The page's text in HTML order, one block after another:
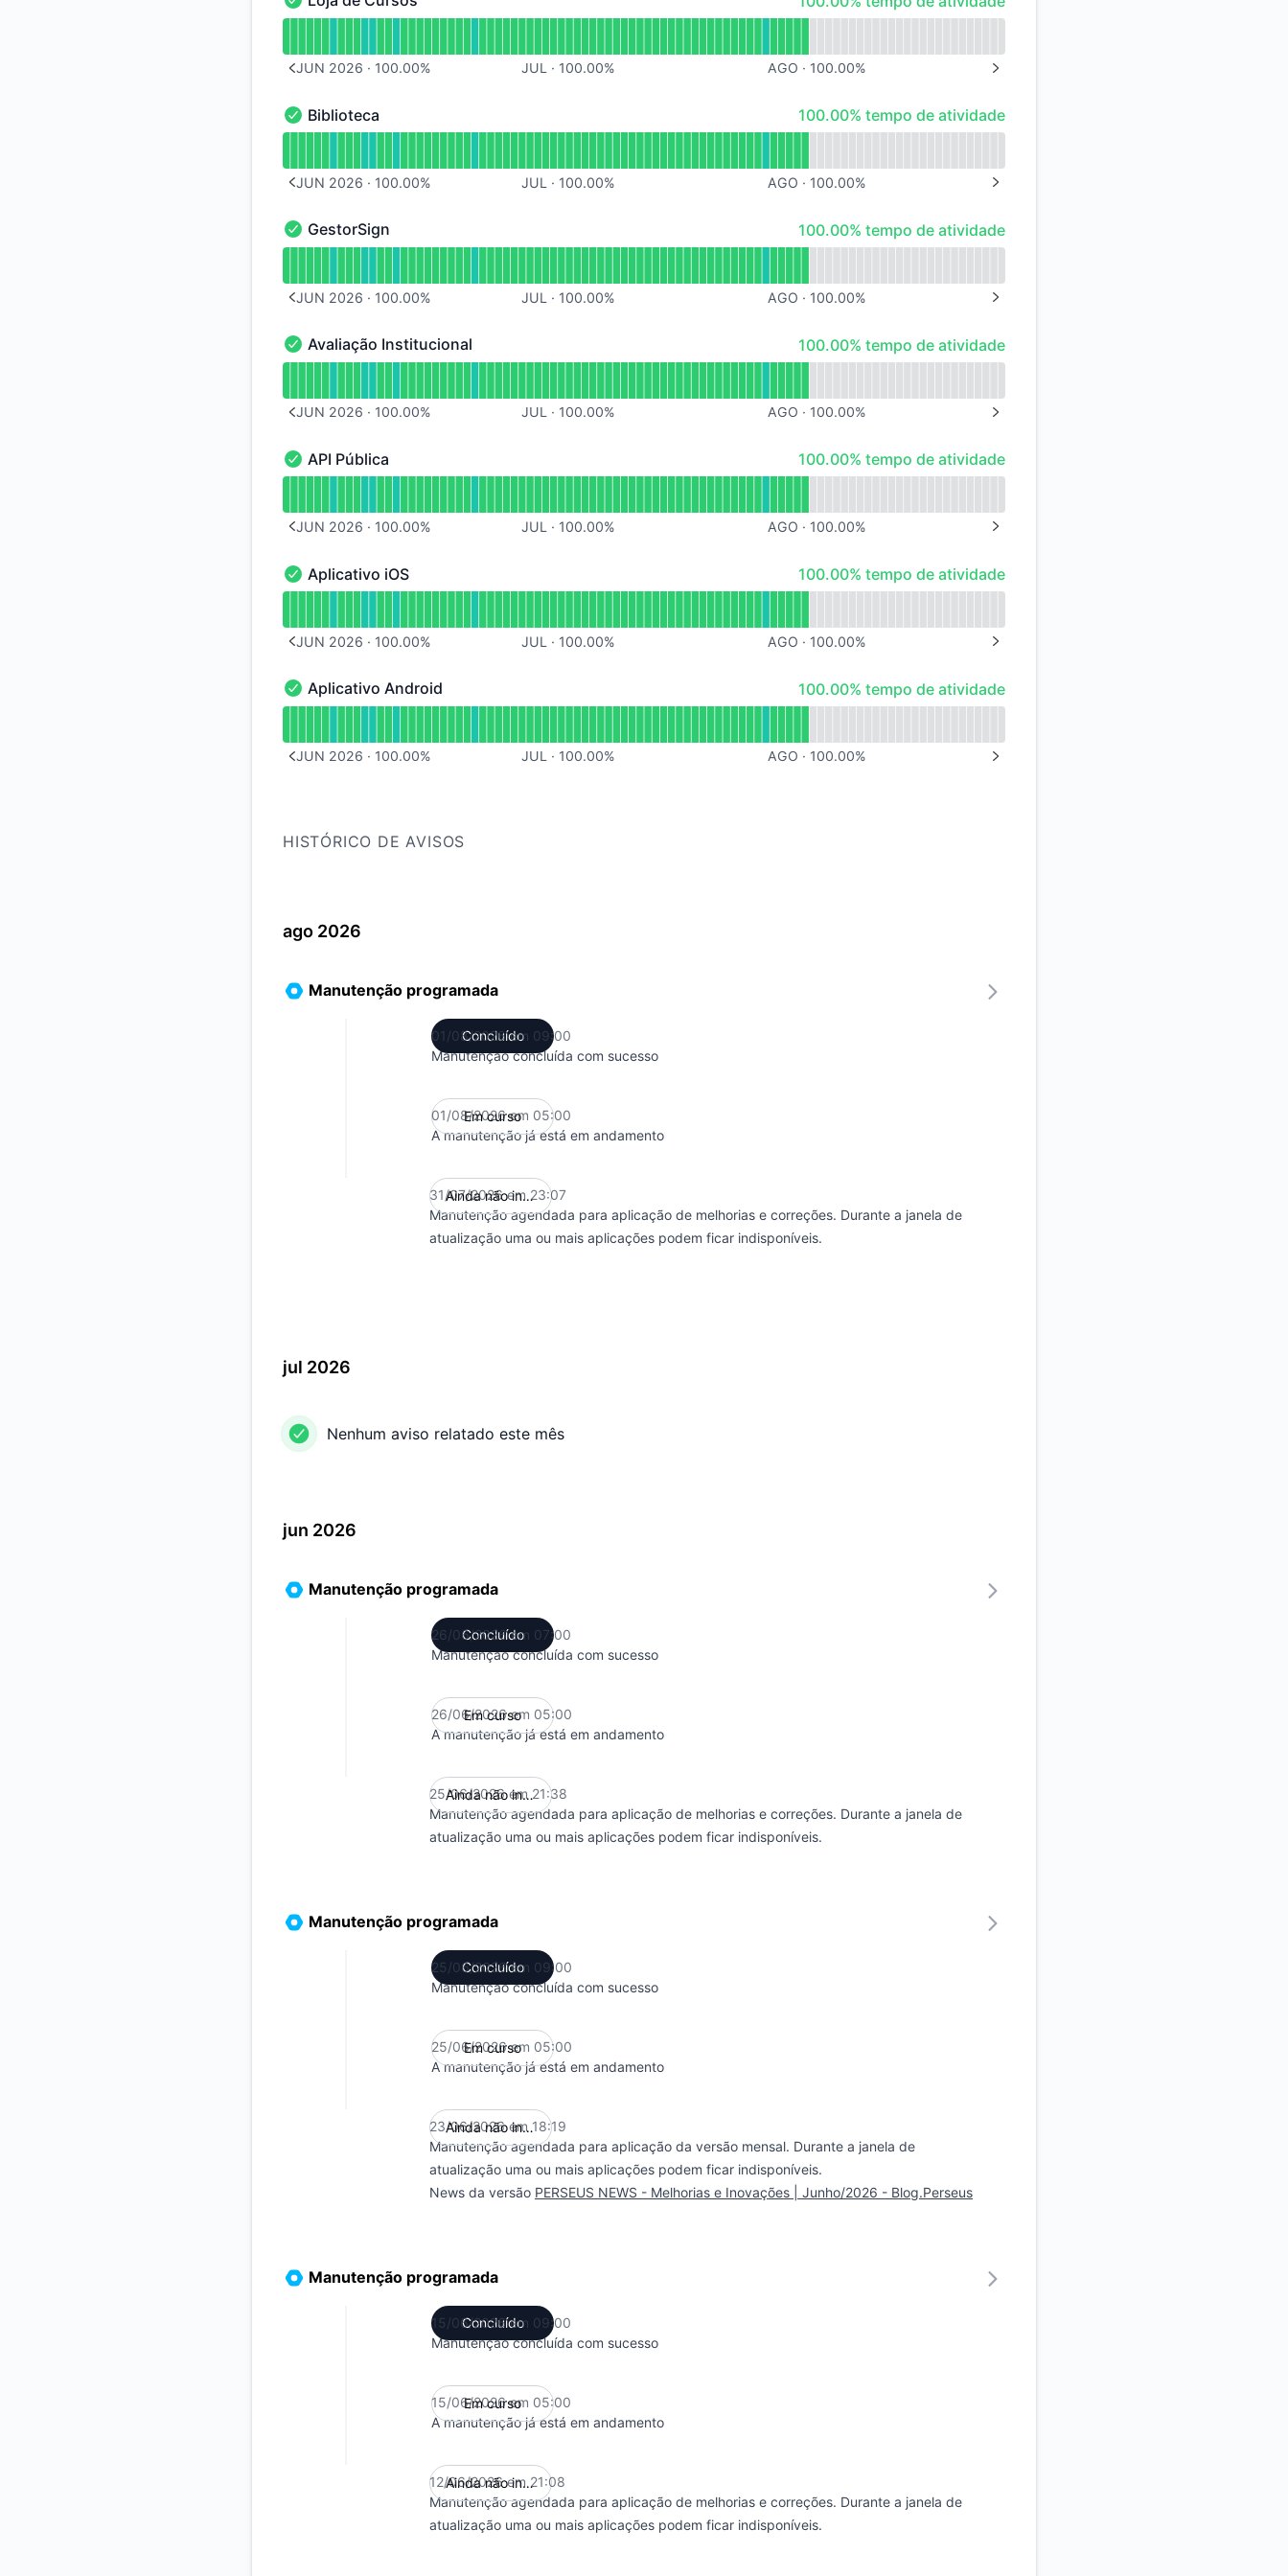
Loja de Cursos - Operacional
JUN 2026 · 100.00% JUL · 100.00% AGO · 100.00%
Biblioteca - Operacional
Biblioteca 100% - tempo de atividade
100.00% tempo de atividade
JUN 2026 · 100.00% JUL · 100.00% AGO · 100.00%
GestorSign - Operacional
GestorSign 100% - tempo de atividade
100.00% tempo de atividade
JUN 2026 · 100.00% JUL · 100.00% AGO · 100.00%
Avaliação Institucional - Operacional
Avaliação Institucional 100% - tempo de atividade
100.00% tempo de atividade
JUN 2026 · 100.00% JUL · 100.00% AGO · 100.00%
API Pública - Operacional
API Pública 100% - tempo de atividade
100.00% tempo de atividade
JUN 2026 · 100.00% JUL · 100.00% AGO · 100.00%
Aplicativo iOS - Operacional
Aplicativo iOS 100% - tempo de atividade
100.00% tempo de atividade
JUN 2026 · 100.00% JUL · 100.00% AGO · 100.00%
Aplicativo Android - Operacional
Aplicativo Android 100% - tempo de atividade
100.00% tempo de atividade
JUN 2026 · 100.00% JUL · 100.00% AGO · 100.00%
HISTÓRICO DE AVISOS
ago 2026
Manutenção programada
Concluído
01/08/2026 em 09:00
Manutenção concluída com sucesso
Em curso
01/08/2026 em 05:00
A manutenção já está em andamento
Ainda não iniciou
31/07/2026 em 23:07
Manutenção agendada para aplicação de melhorias e correções. Durante a janela de
atualização uma ou mais aplicações podem ficar indisponíveis.
jul 2026
Nenhum aviso relatado este mês
jun 2026
Manutenção programada
Concluído
26/06/2026 em 07:00
Manutenção concluída com sucesso
Em curso
26/06/2026 em 05:00
A manutenção já está em andamento
Ainda não iniciou
25/06/2026 em 21:38
Manutenção agendada para aplicação de melhorias e correções. Durante a janela de
atualização uma ou mais aplicações podem ficar indisponíveis.
Manutenção programada
Concluído
25/06/2026 em 09:00
Manutenção concluída com sucesso
Em curso
25/06/2026 em 05:00
A manutenção já está em andamento
Ainda não iniciou
23/06/2026 em 18:19
Manutenção agendada para aplicação da versão mensal. Durante a janela de
atualização uma ou mais aplicações podem ficar indisponíveis.
News da versão PERSEUS NEWS - Melhorias e Inovações | Junho/2026 - Blog.Perseus
Manutenção programada
Concluído
15/06/2026 em 09:00
Manutenção concluída com sucesso
Em curso
15/06/2026 em 05:00
A manutenção já está em andamento
Ainda não iniciou
12/06/2026 em 21:08
Manutenção agendada para aplicação de melhorias e correções. Durante a janela de
atualização uma ou mais aplicações podem ficar indisponíveis.